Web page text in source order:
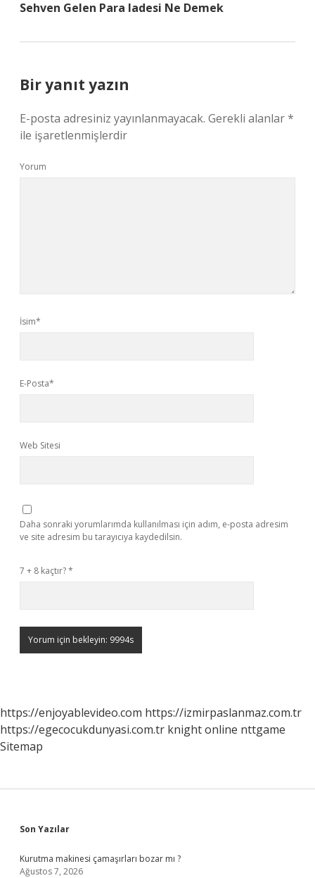
Sehven Gelen Para Iadesi Ne Demek
Bir yanıt yazın
E-posta adresiniz yayınlanmayacak. Gerekli alanlar*
ile işaretlenmişlerdir
Yorum
İsim*
E-Posta*
Web Sitesi
Daha sonraki yorumlarımda kullanılması için adım, e-posta adresim
ve site adresim bu tarayıcıya kaydedilsin.
7 + 8 kaçtır?*
https://enjoyablevideo.com https://izmirpaslanmaz.com.tr
https://egecocukdunyasi.com.tr knight online nttgame
Sitemap
Sidebar
Son Yazılar
Kurutma makinesi çamaşırları bozar mı ?
Ağustos 7, 2026